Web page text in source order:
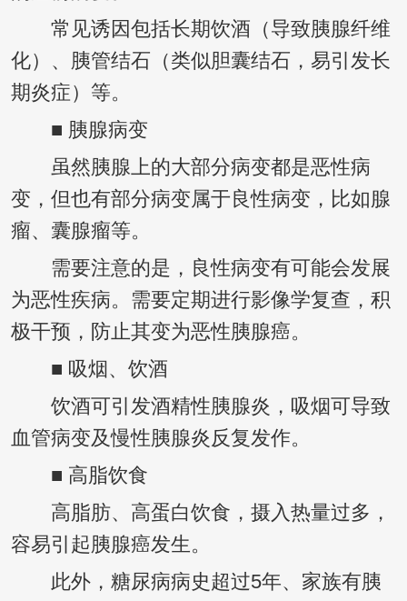
常见诱因包括长期饮酒（导致胰腺纤维
化）、胰管结石（类似胆囊结石，易引发长
期炎症）等。
■ 胰腺病变
虽然胰腺上的大部分病变都是恶性病
变，但也有部分病变属于良性病变，比如腺
瘤、囊腺瘤等。
需要注意的是，良性病变有可能会发展
为恶性疾病。需要定期进行影像学复查，积
极干预，防止其变为恶性胰腺癌。
■ 吸烟、饮酒
饮酒可引发酒精性胰腺炎，吸烟可导致
血管病变及慢性胰腺炎反复发作。
■ 高脂饮食
高脂肪、高蛋白饮食，摄入热量过多，
容易引起胰腺癌发生。
此外，糖尿病病史超过5年、家族有胰